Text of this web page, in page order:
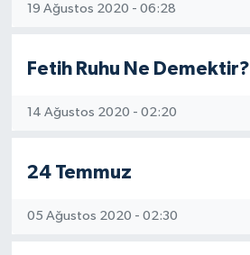
19 Ağustos 2020 - 06:28
Fetih Ruhu Ne Demektir?
14 Ağustos 2020 - 02:20
24 Temmuz
05 Ağustos 2020 - 02:30